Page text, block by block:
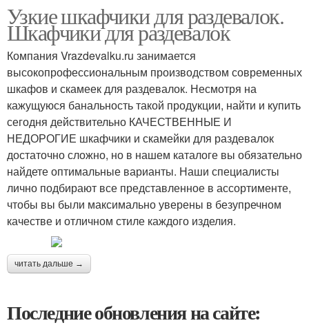
Узкие шкафчики для раздевалок.
Шкафчики для раздевалок
Компания Vrazdevalku.ru занимается
высокопрофессиональным производством современных
шкафов и скамеек для раздевалок. Несмотря на
кажущуюся банальность такой продукции, найти и купить
сегодня действительно КАЧЕСТВЕННЫЕ И
НЕДОРОГИЕ шкафчики и скамейки для раздевалок
достаточно сложно, но в нашем каталоге вы обязательно
найдете оптимальные варианты. Наши специалисты
лично подбирают все представленное в ассортименте,
чтобы вы были максимально уверены в безупречном
качестве и отличном стиле каждого изделия.
читать дальше →
Последние обновления на сайте: